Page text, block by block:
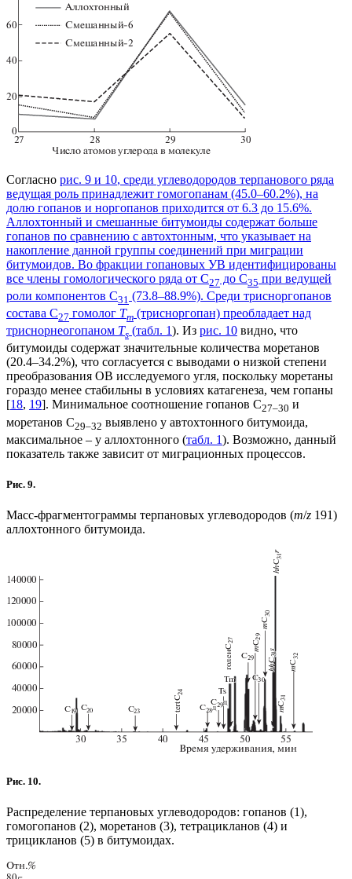
Согласно рис. 9 и 10, среди углеводородов терпанового ряда
ведущая роль принадлежит гомогопанам (45.0–60.2%), на
долю гопанов и норгопанов приходится от 6.3 до 15.6%.
Аллохтонный и смешанные битумоиды содержат больше
гопанов по сравнению с автохтонным, что указывает на
накопление данной группы соединений при миграции
битумоидов. Во фракции гопановых УВ идентифицированы
все члены гомологического ряда от С27 до С35 при ведущей
роли компонентов С31 (73.8–88.9%). Среди трисноргопанов
состава C27 гомолог Tm (трисноргопан) преобладает над
триснорнеогопаном Ts (табл. 1). Из рис. 10 видно, что
битумоиды содержат значительные количества моретанов
(20.4–34.2%), что согласуется с выводами о низкой степени
преобразования ОВ исследуемого угля, поскольку моретаны
гораздо менее стабильны в условиях катагенеза, чем гопаны
[18, 19]. Минимальное соотношение гопанов С27–30 и
моретанов С29–32 выявлено у автохтонного битумоида,
максимальное – у аллохтонного (табл. 1). Возможно, данный
показатель также зависит от миграционных процессов.
Рис. 9.
Масс-фрагментограммы терпановых углеводородов (m/z 191)
аллохтонного битумоида.
Рис. 10.
Распределение терпановых углеводородов: гопанов (1),
гомогопанов (2), моретанов (3), тетрацикланов (4) и
трицикланов (5) в битумоидах.